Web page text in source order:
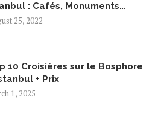
: Cafés, Monuments…
25, 2022
10 Croisières sur le Bosphore
+ Prix
1, 2025